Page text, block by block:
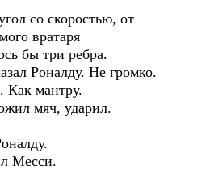
со скоростью, от
вратаря
бы три ребра.
Роналду. Не громко.
Как мантру.
мяч, ударил.
Месси.